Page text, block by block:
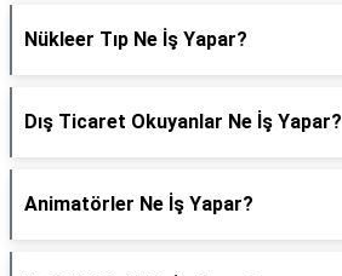
Nükleer Tıp Ne İş Yapar?
Dış Ticaret Okuyanlar Ne İş Yapar?
Animatörler Ne İş Yapar?